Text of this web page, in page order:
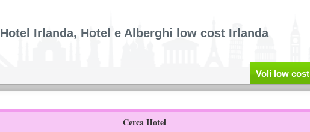
Hotel Irlanda, Hotel e Alberghi low cost Irlanda
Voli low cost
Cerca Hotel